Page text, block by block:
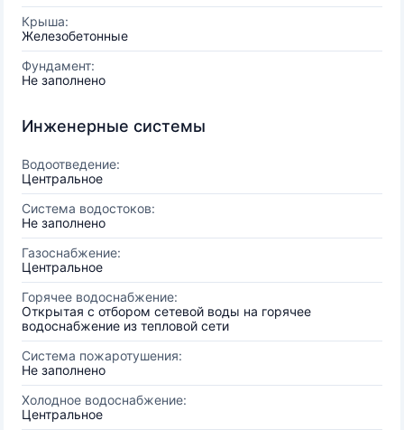
Крыша:
Железобетонные
Фундамент:
Не заполнено
Инженерные системы
Водоотведение:
Центральное
Система водостоков:
Не заполнено
Газоснабжение:
Центральное
Горячее водоснабжение:
Открытая с отбором сетевой воды на горячее
водоснабжение из тепловой сети
Система пожаротушения:
Не заполнено
Холодное водоснабжение:
Центральное